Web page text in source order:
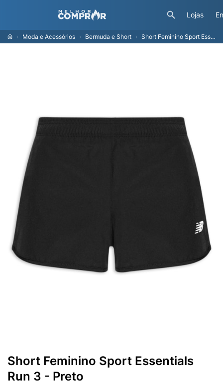
Lojas
Moda e Acessórios Bermuda e Short Short Feminino Sport Essentials Run 3 - Preto
Short Feminino Sport Essentials
Run 3 - Preto